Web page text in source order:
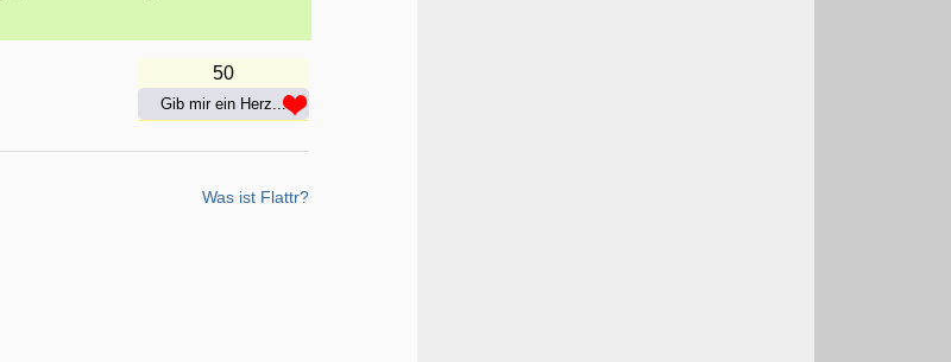
50
Gib mir ein Herz...
Was ist Flattr?